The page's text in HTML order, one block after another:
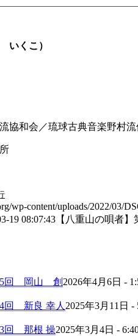
くこ）
協和会／琉球古典音楽野村流
wp-content/uploads/2022/03/
19 08:07:43 【八重山の唄者
25回 岡山 創2026年4月6日 -
回 新良 幸人2025年3月11日 -
回 那根 操2025年3月4日 -